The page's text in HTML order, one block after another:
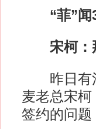
“菲”闻
宋柯：
昨日有消
麦老总宋
签约的问题